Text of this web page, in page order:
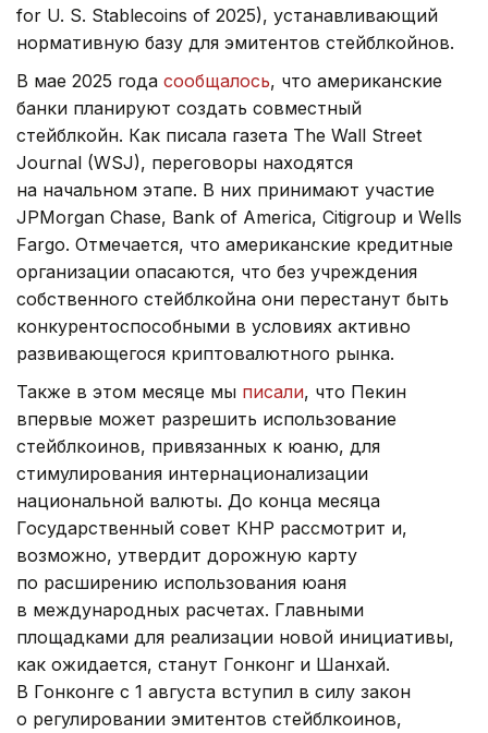
for U. S. Stablecoins of 2025), устанавливающий
нормативную базу для эмитентов стейблкойнов.
В мае 2025 года сообщалось, что американские
банки планируют создать совместный
стейблкойн. Как писала газета The Wall Street
Journal (WSJ), переговоры находятся
на начальном этапе. В них принимают участие
JPMorgan Chase, Bank of America, Citigroup и Wells
Fargo. Отмечается, что американские кредитные
организации опасаются, что без учреждения
собственного стейблкойна они перестанут быть
конкурентоспособными в условиях активно
развивающегося криптовалютного рынка.
Также в этом месяце мы писали, что Пекин
впервые может разрешить использование
стейблкоинов, привязанных к юаню, для
стимулирования интернационализации
национальной валюты. До конца месяца
Государственный совет КНР рассмотрит и,
возможно, утвердит дорожную карту
по расширению использования юаня
в международных расчетах. Главными
площадками для реализации новой инициативы,
как ожидается, станут Гонконг и Шанхай.
В Гонконге с 1 августа вступил в силу закон
о регулировании эмитентов стейблкоинов,